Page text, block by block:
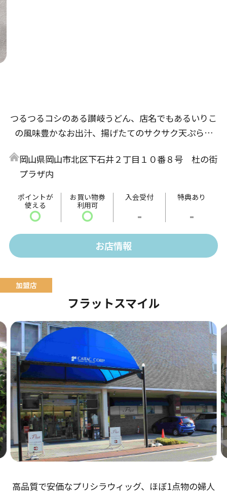
つるつるコシのある讃岐うどん、店名でもあるいりこ
の風味豊かなお出汁、揚げたてのサクサク天ぷらな
と言っていただけるであろう自慢のメニューが完成し
岡山県岡山市北区下石井２丁目１０番８号 杜の街
プラザ内
ポイントが
使える
〇
お買い物券
利用可
〇
入会受付
-
特典あり
-
お店情報
フラットスマイル
高品質で安価なプリシラウィッグ、ほぼ1点物の婦人